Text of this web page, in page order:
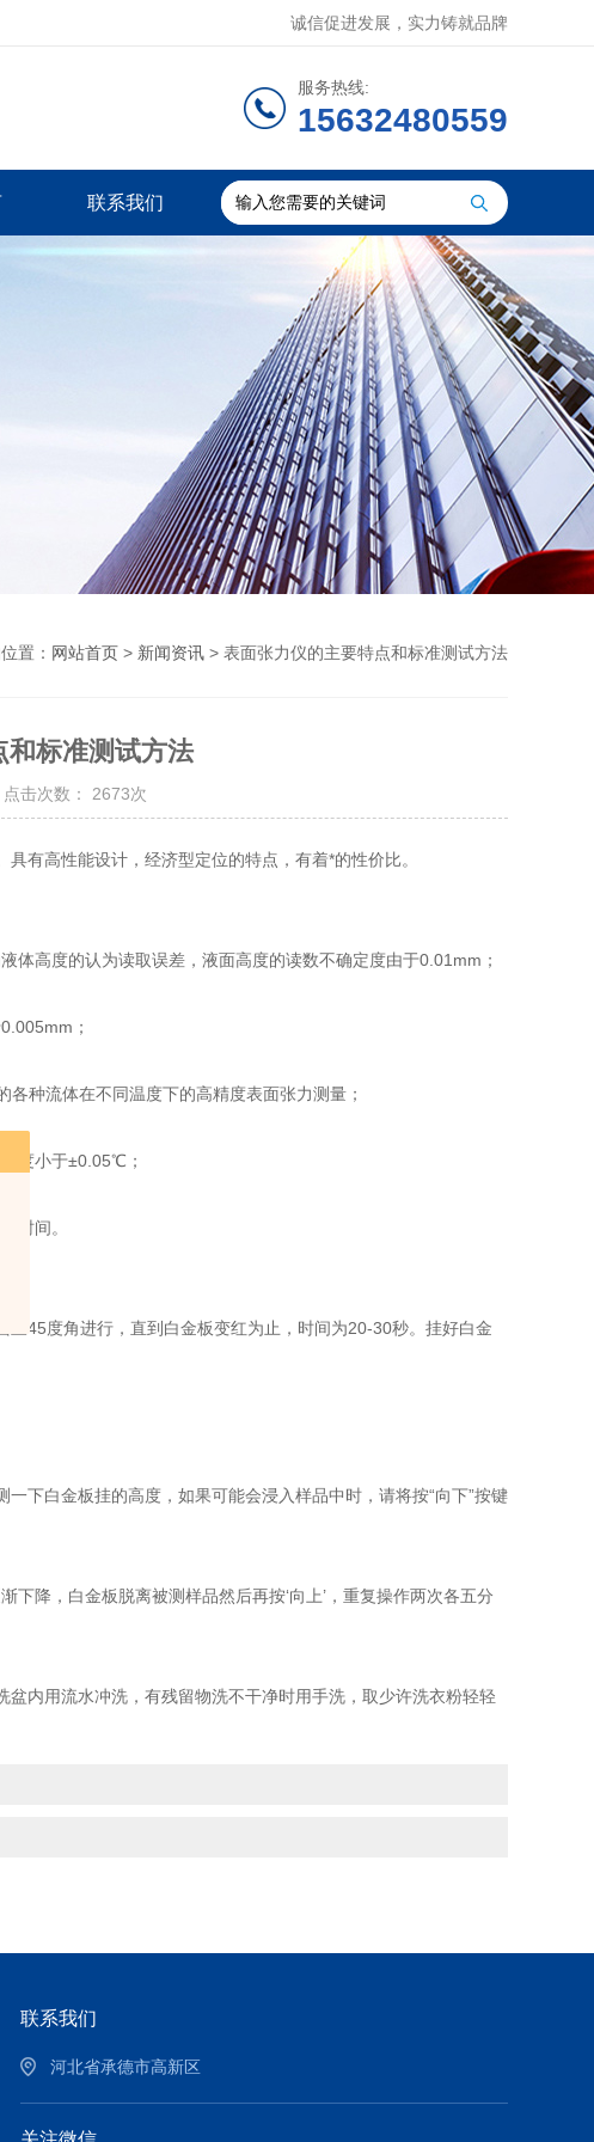
诚信促进发展，实力铸就品牌
服务热线:
15632480559
联系我们
置： 网站首页 > 新闻资讯 > 表面张力仪的主要特点和标准测试方法
和标准测试方法
击次数： 2673次
有高性能设计，经济型定位的特点，有着*的性价比。
高度的认为读取误差，液面高度的读数不确定度由于0.01mm；
；
种流体在不同温度下的高精度表面张力测量；
度小于±0.05℃；
时间。
45度角进行，直到白金板变红为止，时间为20-30秒。挂好白金
白金板挂的高度，如果可能会浸入样品中时，请将按“向下”按键
降，白金板脱离被测样品然后再按‘向上’，重复操作两次各五分
内用流水冲洗，有残留物洗不干净时用手洗，取少许洗衣粉轻轻
联系我们
河北省承德市高新区